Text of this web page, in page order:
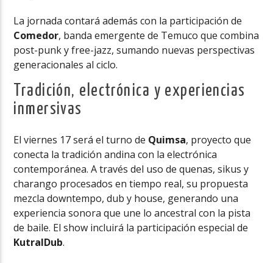
La jornada contará además con la participación de
Comedor, banda emergente de Temuco que combina
post-punk y free-jazz, sumando nuevas perspectivas
generacionales al ciclo.
Tradición, electrónica y experiencias
inmersivas
El viernes 17 será el turno de Quimsa, proyecto que
conecta la tradición andina con la electrónica
contemporánea. A través del uso de quenas, sikus y
charango procesados en tiempo real, su propuesta
mezcla downtempo, dub y house, generando una
experiencia sonora que une lo ancestral con la pista
de baile. El show incluirá la participación especial de
KutralDub.